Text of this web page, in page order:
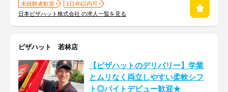
未経験者歓迎
1日4h以内可
日本ピザハット株式会社 の求人一覧を見る
ピザハット 若林店
【ピザハットのデリバリー】学業
とムリなく両立しやすい柔軟シフ
ト◎バイトデビュー歓迎★